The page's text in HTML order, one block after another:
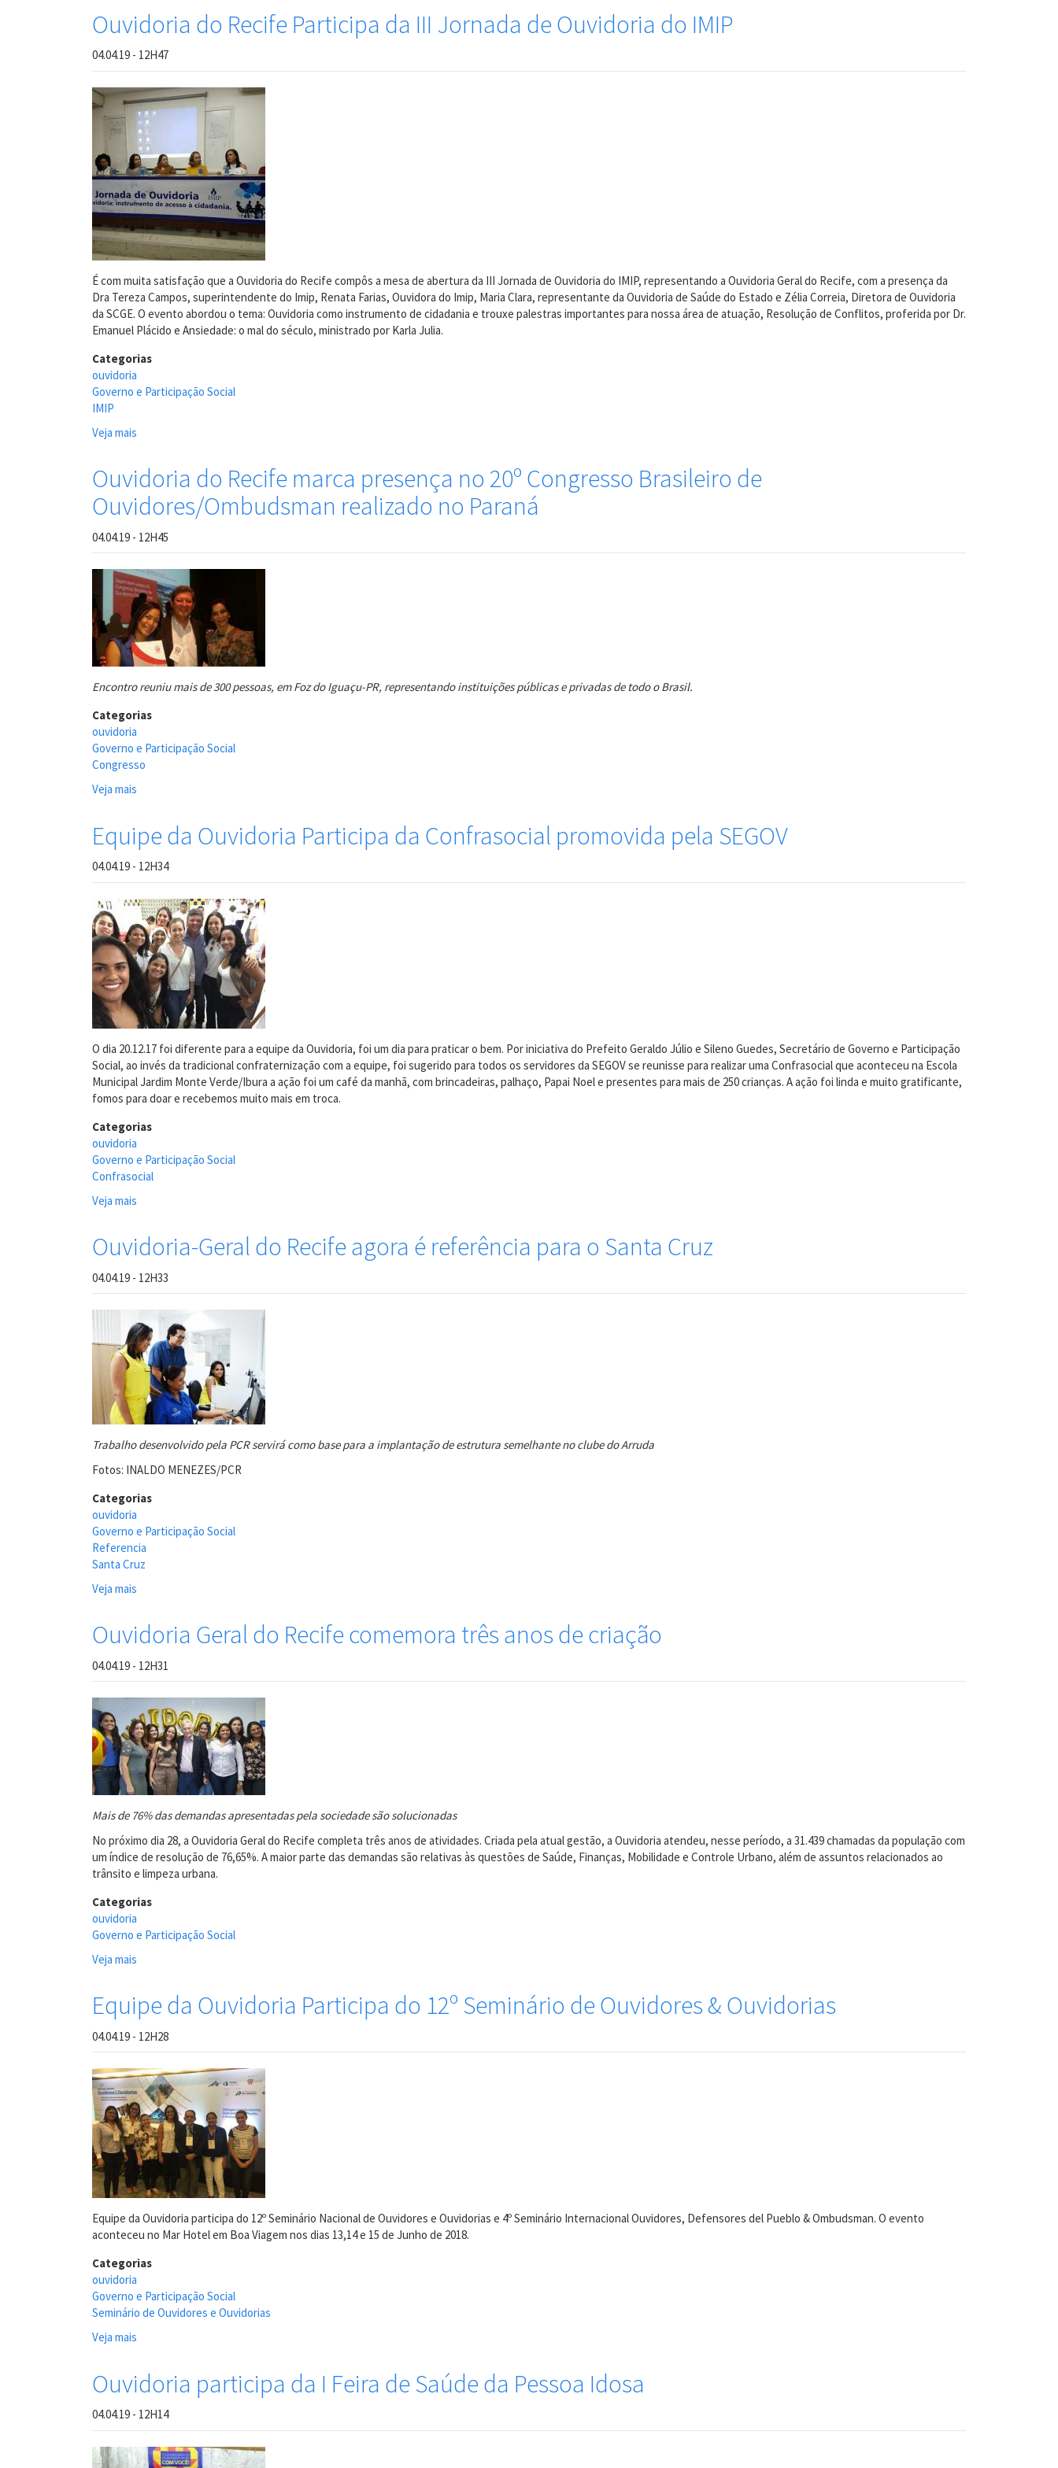
Ouvidoria do Recife Participa da III Jornada de Ouvidoria do IMIP
04.04.19 - 12H47
É com muita satisfação que a Ouvidoria do Recife compôs a mesa de abertura da III Jornada de Ouvidoria do IMIP, representando a Ouvidoria Geral do Recife, com a presença da
Dra Tereza Campos, superintendente do Imip, Renata Farias, Ouvidora do Imip, Maria Clara, representante da Ouvidoria de Saúde do Estado e Zélia Correia, Diretora de Ouvidoria
da SCGE. O evento abordou o tema: Ouvidoria como instrumento de cidadania e trouxe palestras importantes para nossa área de atuação, Resolução de Conflitos, proferida por Dr.
Emanuel Plácido e Ansiedade: o mal do século, ministrado por Karla Julia.
Categorias
ouvidoria
Governo e Participação Social
IMIP
Veja mais
do
Recife
Participa
da
III
Ouvidoria
do
IMIP
Ouvidoria do Recife marca presença no 20º Congresso Brasileiro de
Ouvidores/Ombudsman realizado no Paraná
04.04.19 - 12H45
Encontro reuniu mais de 300 pessoas, em Foz do Iguaçu-PR, representando instituições públicas e privadas de todo o Brasil.
Categorias
ouvidoria
Governo e Participação Social
Congresso
Veja mais
Recife
presença
20º
Congresso
Brasileiro
de
Ouvidores/Ombudsman
realizado
no
Paraná
Equipe da Ouvidoria Participa da Confrasocial promovida pela SEGOV
04.04.19 - 12H34
O dia 20.12.17 foi diferente para a equipe da Ouvidoria, foi um dia para praticar o bem. Por iniciativa do Prefeito Geraldo Júlio e Sileno Guedes, Secretário de Governo e Participação
Social, ao invés da tradicional confraternização com a equipe, foi sugerido para todos os servidores da SEGOV se reunisse para realizar uma Confrasocial que aconteceu na Escola
Municipal Jardim Monte Verde/Ibura a ação foi um café da manhã, com brincadeiras, palhaço, Papai Noel e presentes para mais de 250 crianças. A ação foi linda e muito gratificante,
fomos para doar e recebemos muito mais em troca.
Categorias
ouvidoria
Governo e Participação Social
Confrasocial
Veja mais
da
Ouvidoria
da
pela
SEGOV
Ouvidoria-Geral do Recife agora é referência para o Santa Cruz
04.04.19 - 12H33
Trabalho desenvolvido pela PCR servirá como base para a implantação de estrutura semelhante no clube do Arruda
Fotos: INALDO MENEZES/PCR
Categorias
ouvidoria
Governo e Participação Social
Referencia
Santa Cruz
Veja mais
Geral
do
agora
referência
para
o
Santa
Cruz
Ouvidoria Geral do Recife comemora três anos de criação
04.04.19 - 12H31
Mais de 76% das demandas apresentadas pela sociedade são solucionadas
No próximo dia 28, a Ouvidoria Geral do Recife completa três anos de atividades. Criada pela atual gestão, a Ouvidoria atendeu, nesse período, a 31.439 chamadas da população com
um índice de resolução de 76,65%. A maior parte das demandas são relativas às questões de Saúde, Finanças, Mobilidade e Controle Urbano, além de assuntos relacionados ao
trânsito e limpeza urbana.
Categorias
ouvidoria
Governo e Participação Social
Veja mais
do
comemora
anos
de
criação
Equipe da Ouvidoria Participa do 12º Seminário de Ouvidores & Ouvidorias
04.04.19 - 12H28
Equipe da Ouvidoria participa do 12º Seminário Nacional de Ouvidores e Ouvidorias e 4º Seminário Internacional Ouvidores, Defensores del Pueblo & Ombudsman. O evento
aconteceu no Mar Hotel em Boa Viagem nos dias 13,14 e 15 de Junho de 2018.
Categorias
ouvidoria
Governo e Participação Social
Seminário de Ouvidores e Ouvidorias
Veja mais
da
Ouvidoria
do
Seminário
Ouvidoria participa da I Feira de Saúde da Pessoa Idosa
04.04.19 - 12H14